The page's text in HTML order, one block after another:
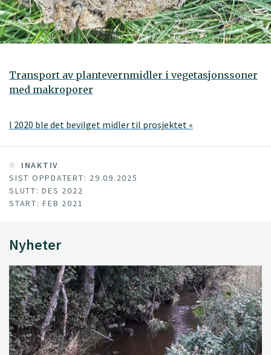
Transport av plantevernmidler i vegetasjonssoner
med makroporer
I 2020 ble det bevilget midler til prosjektet «
INAKTIV
SIST OPPDATERT: 29.09.2025
SLUTT: DES 2022
START: FEB 2021
Nyheter